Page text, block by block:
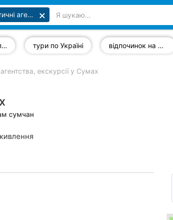
Туристичні агентства, екскурсії
відпочинок на природі тури по Україні відпочинок на морі
екскурсії у Сумах
сумчан